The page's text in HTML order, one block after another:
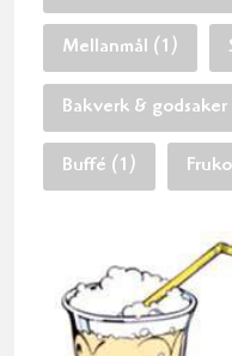
Mellanmål (1)
Bakverk & godsaker
Buffé (1)